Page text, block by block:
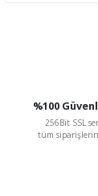
%100
256Bit SSL
tüm